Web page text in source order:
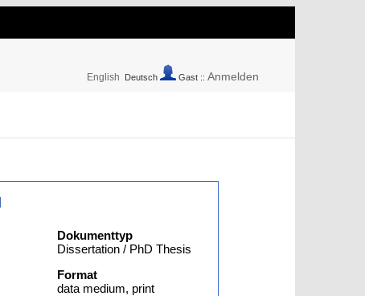
English Deutsch Gast :: Anmelden
Dokumenttyp
Dissertation / PhD Thesis
Format
data medium, print